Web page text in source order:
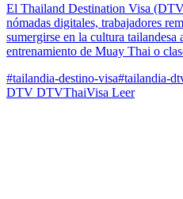
El Thailand Destination Visa
nómadas digitales, trabajadores
sumergirse en la cultura tailandesa
entrenamiento de Muay Thai o
#tailandia-destino-visa#tailandia-
DTV DTVThaiVisa Leer